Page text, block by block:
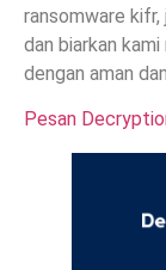
ransomware kifr,
dan biarkan
dengan aman
Pesan